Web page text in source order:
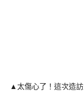
▲太傷心了！這次造